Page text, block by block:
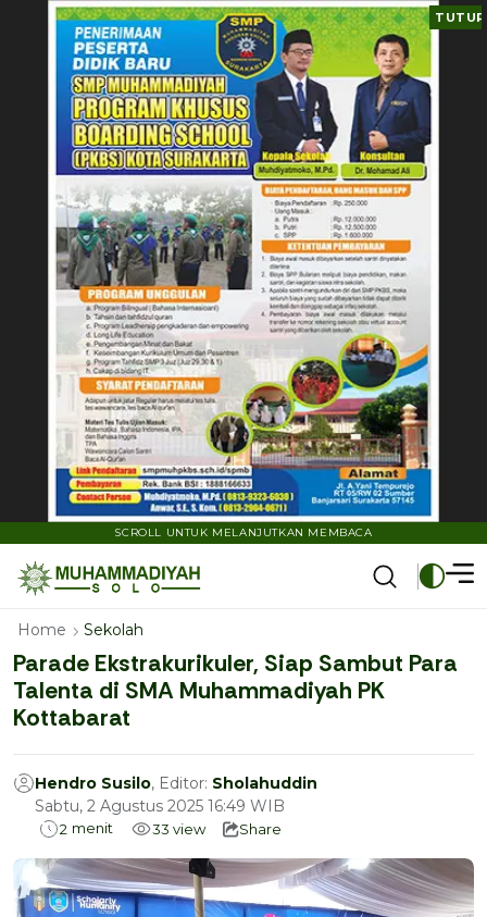
TUTUP
SCROLL UNTUK MELANJUTKAN MEMBACA
Home Sekolah
Parade Ekstrakurikuler, Siap Sambut Para
Talenta di SMA Muhammadiyah PK
Kottabarat
Hendro Susilo, Editor: Sholahuddin
Sabtu, 2 Agustus 2025 16:49 WIB
2 menit 33 view Share